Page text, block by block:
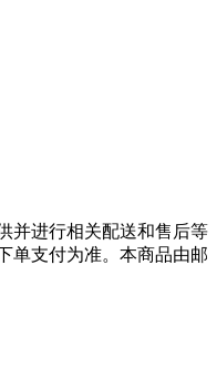
并进行相关配送和售后等
单支付为准。本商品由邮